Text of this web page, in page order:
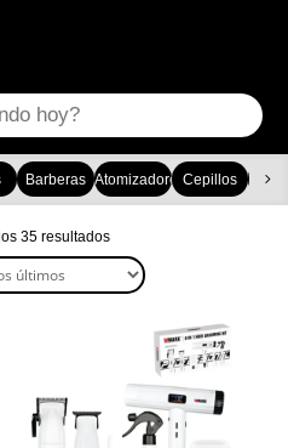
Barberas AtomizadoresCepillos
35 resultadosOrdenado
por
los